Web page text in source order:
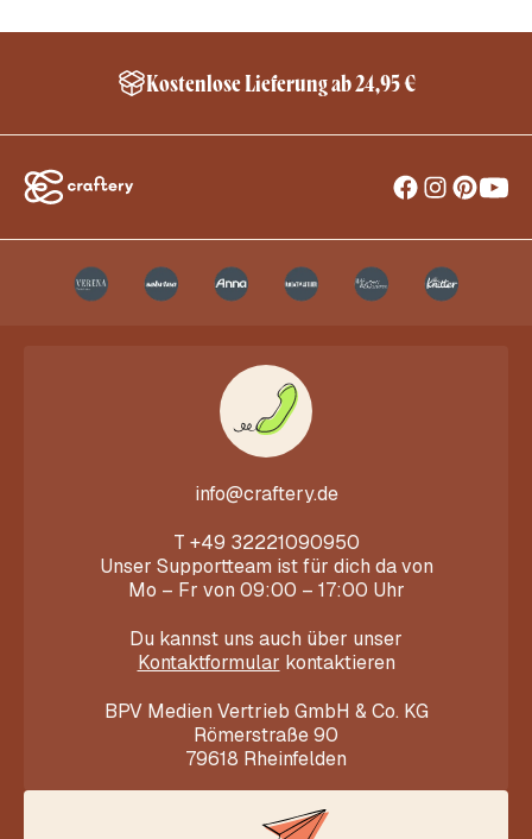
Kostenlose Lieferung ab 24,95 €
info@craftery.de
T +49 32221090950
Unser Supportteam ist für dich da von
Mo – Fr von 09:00 – 17:00 Uhr
Du kannst uns auch über unser
Kontaktformular kontaktieren
BPV Medien Vertrieb GmbH & Co. KG
Römerstraße 90
79618 Rheinfelden